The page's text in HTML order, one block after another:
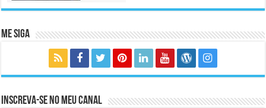
Me Siga
Inscreva-se no meu canal